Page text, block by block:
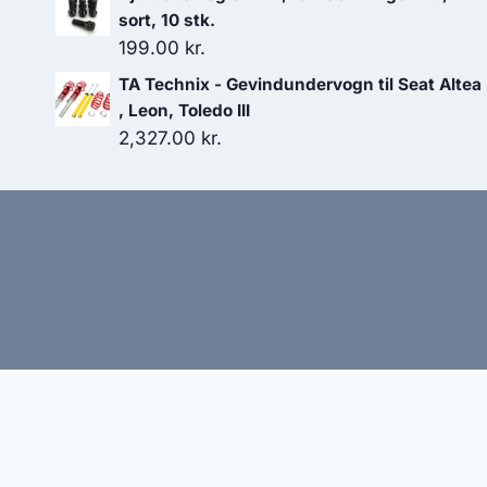
2,166.00 kr..
1,949.40 kr..
sort, 10 stk.
199.00 kr.
TA Technix - Gevindundervogn til Seat Altea
, Leon, Toledo III
2,327.00 kr.